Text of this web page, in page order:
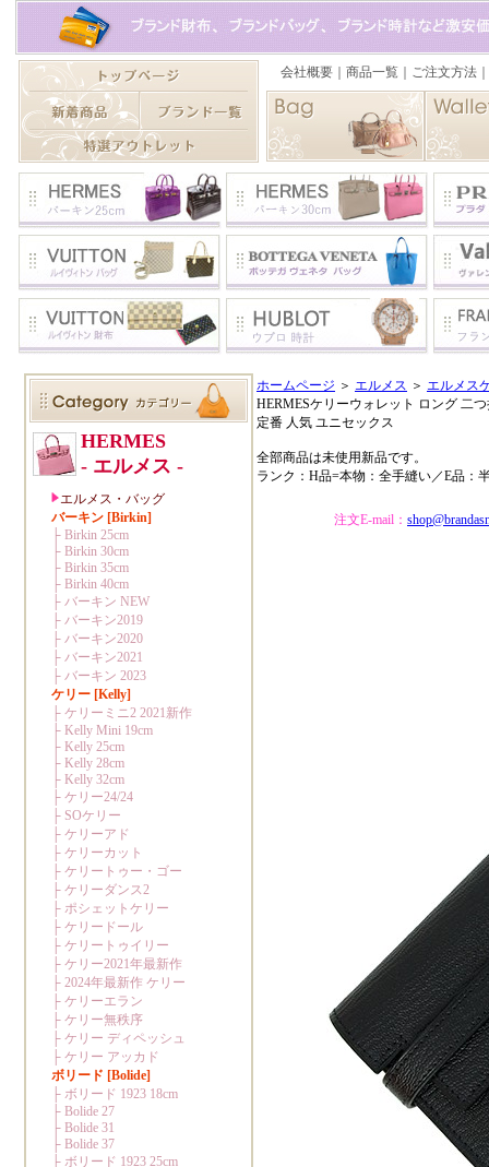
ホームページ ＞ エルメス ＞ エルメス
HERMESケリーウォレット ロング 二
定番 人気 ユニセックス
全部商品は未使用新品です。
ランク：H品=本物：全手縫い／E品：
注文E-mail：